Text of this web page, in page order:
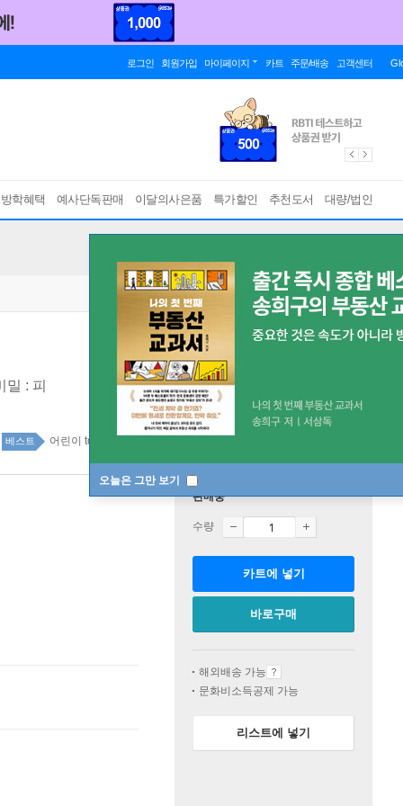
로그인 회원가입 마이페이지 카트 주문/배송 고객센터
학혜택 예사단독판매 이달의사은품 특가할인 추천도서 대량/법인
오늘은 그만 보기
밀 : 피
베스트 어린이 top100 2주
판매중
수량
카트에 넣기
바로구매
해외배송 가능
문화비소득공제 가능
리스트에 넣기